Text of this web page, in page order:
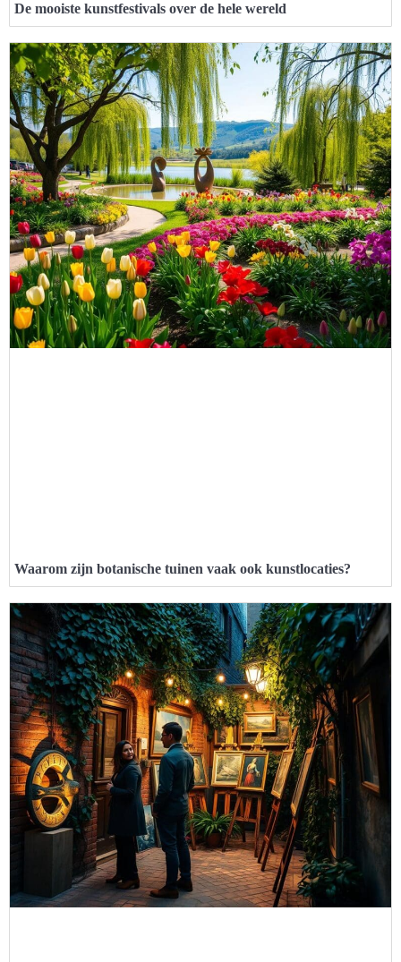
De mooiste kunstfestivals over de hele wereld
Waarom zijn botanische tuinen vaak ook kunstlocaties?